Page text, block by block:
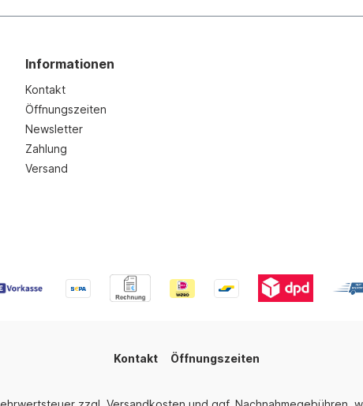
Informationen
Kontakt
Öffnungszeiten
Newsletter
Zahlung
Versand
Kontakt Öffnungszeiten